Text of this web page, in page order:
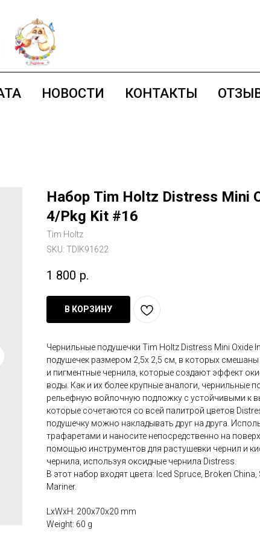
НОВОСТИ КОНТАКТЫ
Набор Tim Holtz Distress Mini
4/Pkg Kit #16
Tim Holtz
SKU: TDIK91622
1 800 р.
В КОРЗИНУ
Чернильные подушечки Tim Holtz Distress Mini Oxide
подушечек размером 2,5х 2,5 см, в которых
и пигментные чернила, которые создают эффект
воды. Как и их более крупные аналоги, чернильные
рельефную войлочную подложку с устойчивыми к
которые сочетаются со всей палитрой цветов
подушечку можно накладывать друг на друга.
трафаретами и наносите непосредственно на
помощью инструментов для растушевки чернил и
чернила, используя оксидные чернила Distress.
В этот набор входят цвета: Iced Spruce, Broken
Mariner.
LxWxH: 200x70x20 mm
Weight: 60 g